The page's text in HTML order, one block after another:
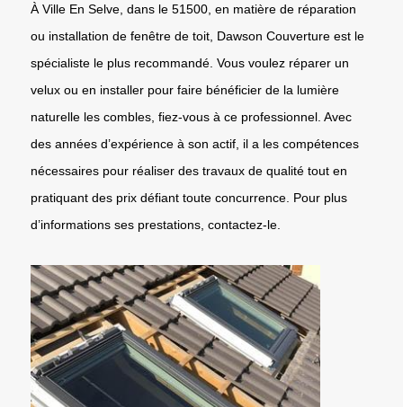
À Ville En Selve, dans le 51500, en matière de réparation
ou installation de fenêtre de toit, Dawson Couverture est le
spécialiste le plus recommandé. Vous voulez réparer un
velux ou en installer pour faire bénéficier de la lumière
naturelle les combles, fiez-vous à ce professionnel. Avec
des années d’expérience à son actif, il a les compétences
nécessaires pour réaliser des travaux de qualité tout en
pratiquant des prix défiant toute concurrence. Pour plus
d’informations ses prestations, contactez-le.